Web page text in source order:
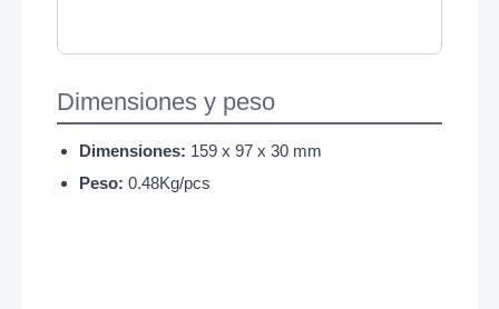
Dimensiones y peso
Dimensiones: 159 x 97 x 30 mm
Peso: 0.48Kg/pcs